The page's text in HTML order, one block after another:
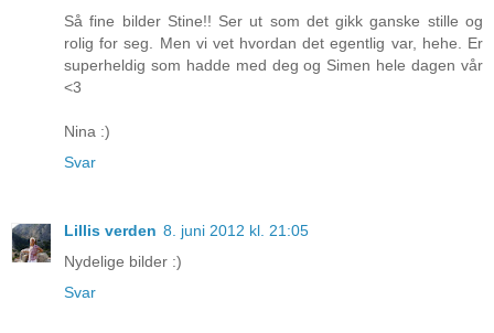
Så fine bilder Stine!! Ser ut som det gikk ganske stille og
rolig for seg. Men vi vet hvordan det egentlig var, hehe. Er
superheldig som hadde med deg og Simen hele dagen vår
<3
Nina :)
Svar
Lillis verden 8. juni 2012 kl. 21:05
Nydelige bilder :)
Svar